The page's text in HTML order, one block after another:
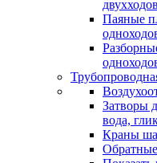
Паяные
Затворы
вода,
Краны